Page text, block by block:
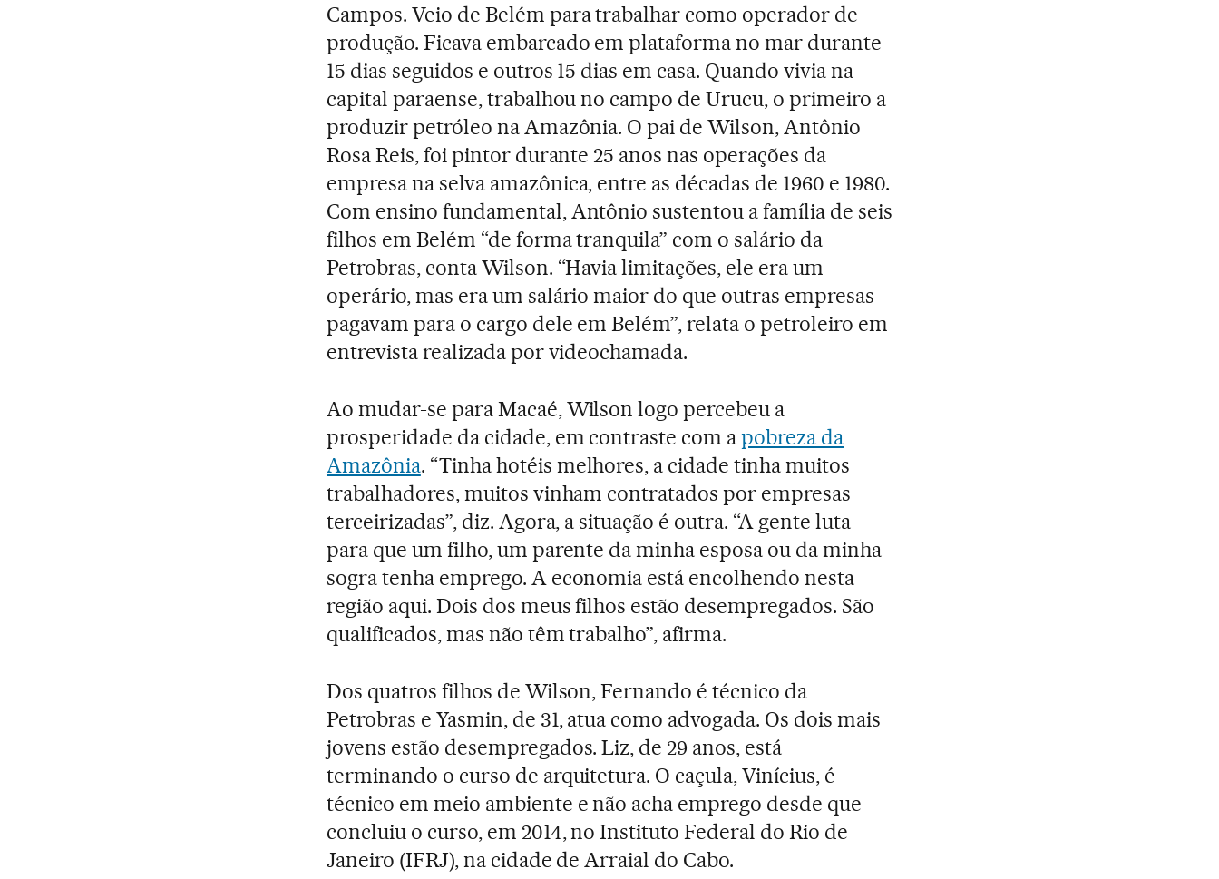
Campos. Veio de Belém para trabalhar como operador de
produção. Ficava embarcado em plataforma no mar durante
15 dias seguidos e outros 15 dias em casa. Quando vivia na
capital paraense, trabalhou no campo de Urucu, o primeiro a
produzir petróleo na Amazônia. O pai de Wilson, Antônio
Rosa Reis, foi pintor durante 25 anos nas operações da
empresa na selva amazônica, entre as décadas de 1960 e 1980.
Com ensino fundamental, Antônio sustentou a família de seis
filhos em Belém “de forma tranquila” com o salário da
Petrobras, conta Wilson. “Havia limitações, ele era um
operário, mas era um salário maior do que outras empresas
pagavam para o cargo dele em Belém”, relata o petroleiro em
entrevista realizada por videochamada.
Ao mudar-se para Macaé, Wilson logo percebeu a
prosperidade da cidade, em contraste com apobreza da
Amazônia. “Tinha hotéis melhores, a cidade tinha muitos
trabalhadores, muitos vinham contratados por empresas
terceirizadas”, diz. Agora, a situação é outra. “A gente luta
para que um filho, um parente da minha esposa ou da minha
sogra tenha emprego. A economia está encolhendo nesta
região aqui. Dois dos meus filhos estão desempregados. São
qualificados, mas não têm trabalho”, afirma.
Dos quatros filhos de Wilson, Fernando é técnico da
Petrobras e Yasmin, de 31, atua como advogada. Os dois mais
jovens estão desempregados. Liz, de 29 anos, está
terminando o curso de arquitetura. O caçula, Vinícius, é
técnico em meio ambiente e não acha emprego desde que
concluiu o curso, em 2014, no Instituto Federal do Rio de
Janeiro (IFRJ), na cidade de Arraial do Cabo.